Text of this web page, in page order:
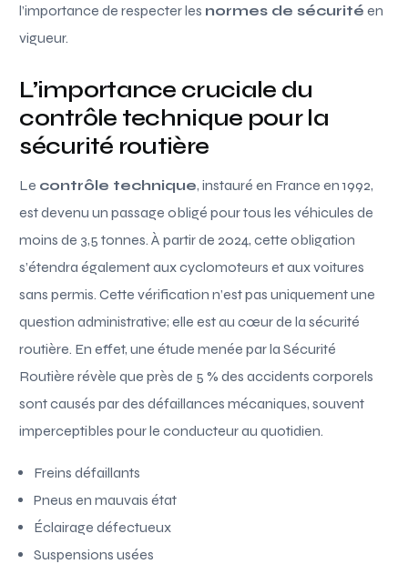
l’importance de respecter les normes de sécurité en
vigueur.
L’importance cruciale du
contrôle technique pour la
sécurité routière
Le contrôle technique, instauré en France en 1992,
est devenu un passage obligé pour tous les véhicules de
moins de 3,5 tonnes. À partir de 2024, cette obligation
s’étendra également aux cyclomoteurs et aux voitures
sans permis. Cette vérification n’est pas uniquement une
question administrative; elle est au cœur de la sécurité
routière. En effet, une étude menée par la Sécurité
Routière révèle que près de 5 % des accidents corporels
sont causés par des défaillances mécaniques, souvent
imperceptibles pour le conducteur au quotidien.
Freins défaillants
Pneus en mauvais état
Éclairage défectueux
Suspensions usées